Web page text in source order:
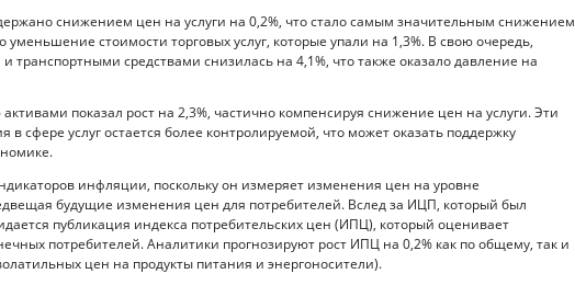
снижением цен на услуги на 0,2%, что стало самым значительным снижением
уменьшение стоимости торговых услуг, которые упали на 1,3%. В свою очередь,
средствами снизилась на 4,1%, что также оказало давление на
показал рост на 2,3%, частично компенсируя снижение цен на услуги. Эти
сфере услуг остается более контролируемой, что может оказать поддержку
инфляции, поскольку он измеряет изменения цен на уровне
будущие изменения цен для потребителей. Вслед за ИЦП, который был
публикация индекса потребительских цен (ИПЦ), который оценивает
потребителей. Аналитики прогнозируют рост ИПЦ на 0,2% как по общему, так и
цен на продукты питания и энергоносители).